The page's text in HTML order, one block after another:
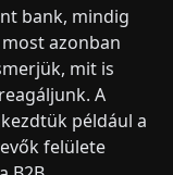
bank, mindig
azonban
mit is
A
például a
felülete